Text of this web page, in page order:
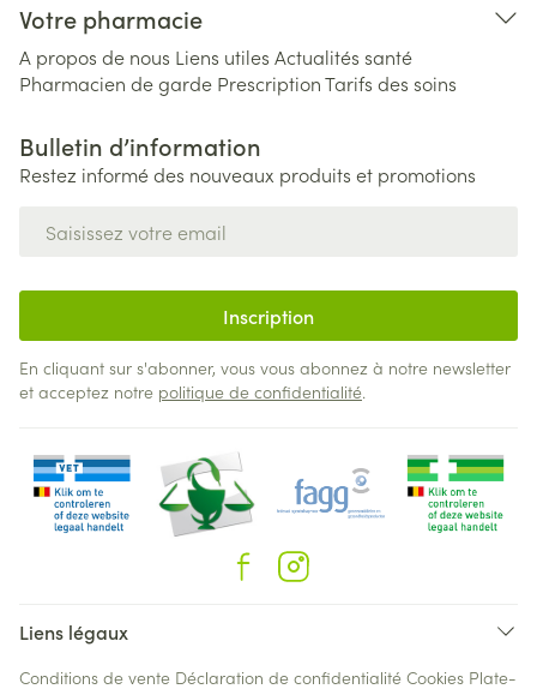
Votre pharmacie
A propos de nous Liens utiles Actualités santé
Pharmacien de garde PrescriptionTarifs des soins
Bulletin d’information
Restez informé des nouveaux produits et promotions
Inscription
En cliquant sur s'abonner, vous vous abonnez à notre newsletter
et acceptez notre politique de confidentialité.
Liens légaux
Conditions de vente Déclaration de confidentialité Cookies Plate-